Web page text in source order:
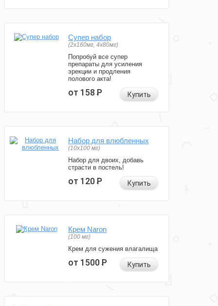
Супер набор
(2х160мг, 4х80мг)
Попробуй все супер
препараты для усиления
эрекции и продления
полового акта!
от 158Р Купить
Набор для влюбленных
(10х100 мг)
Набор для двоих, добавь
страсти в постель!
от 120Р Купить
Крем Naron
(100 мг)
Крем для сужения влагалища
от 1500Р Купить